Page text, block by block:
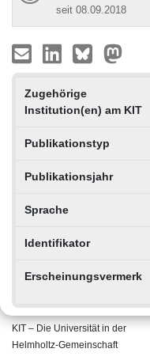
seit 08.09.2018
Zugehörige
Institution(en) am KIT
Publikationstyp
Publikationsjahr
Sprache
Identifikator
Erscheinungsvermerk
KIT – Die Universität in der
Helmholtz-Gemeinschaft